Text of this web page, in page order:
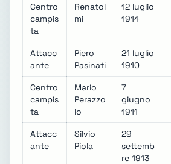
Centro
campis
ta
Renatol
mi
12 luglio
1914
Attacc
ante
Piero
Pasinati
21 luglio
1910
Centro
campis
ta
Mario
Perazzo
lo
7
giugno
1911
Attacc
ante
Silvio
Piola
29
settemb
re 1913